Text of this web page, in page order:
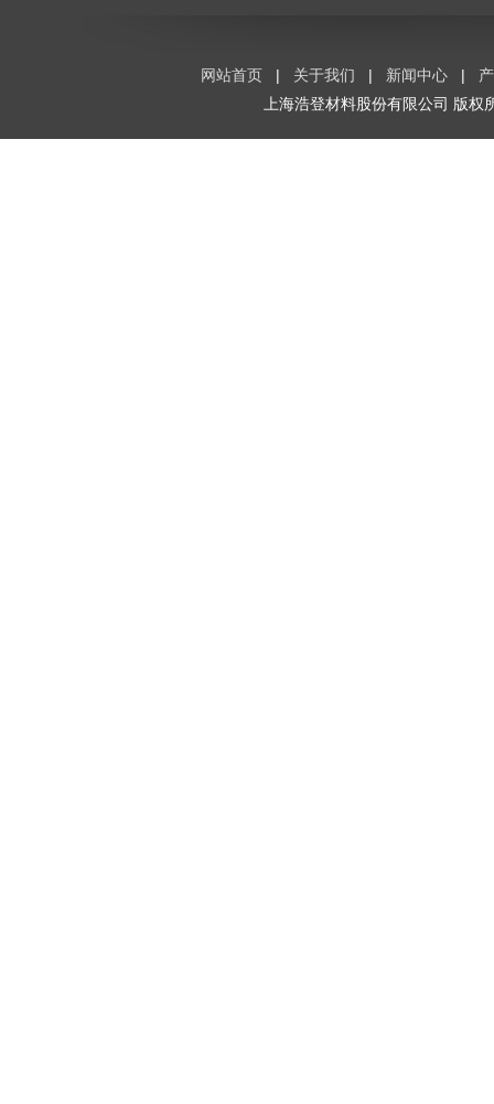
网站首页 | 关于我们 | 新闻中心 |
上海浩登材料股份有限公司 版权